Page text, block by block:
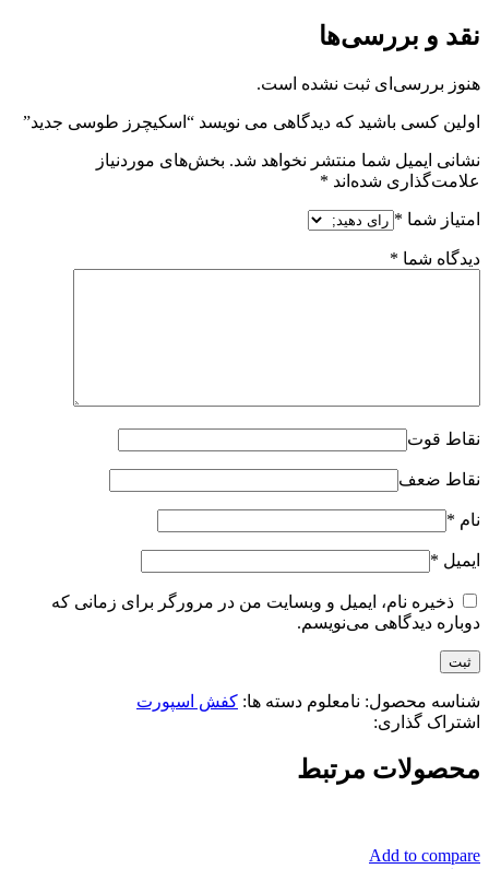
نقد و بررسی‌ها
هنوز بررسی‌ای ثبت نشده است.
اولین کسی باشید که دیدگاهی می نویسد “اسکیچرز طوسی جدید”
نشانی ایمیل شما منتشر نخواهد شد. بخش‌های موردنیاز
علامت‌گذاری شده‌اند *
امتیاز شما *
دیدگاه شما *
نقاط قوت
نقاط ضعف
نام *
ایمیل *
ذخیره نام، ایمیل و وبسایت من در مرورگر برای زمانی که
دوباره دیدگاهی می‌نویسم.
شناسه محصول: نامعلوم دسته ها: کفش اسپورت
اشتراک گذاری:
محصولات مرتبط
Add to compare